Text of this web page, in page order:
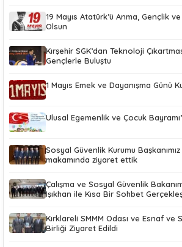
19 Mayıs Atatürk’ü Anma, Gençlik
Olsun
Kırşehir SGK’dan Teknoloji
Gençlerle Buluştu
1 Mayıs Emek ve Dayanışma Günü
Ulusal Egemenlik ve Çocuk
Sosyal Güvenlik Kurumu Başkanımız
makamında ziyaret ettik
Çalışma ve Sosyal Güvenlik
Işıkhan ile Kısa Bir Sohbet
Kırklareli SMMM Odası ve Esnaf ve
Birliği Ziyaret Edildi